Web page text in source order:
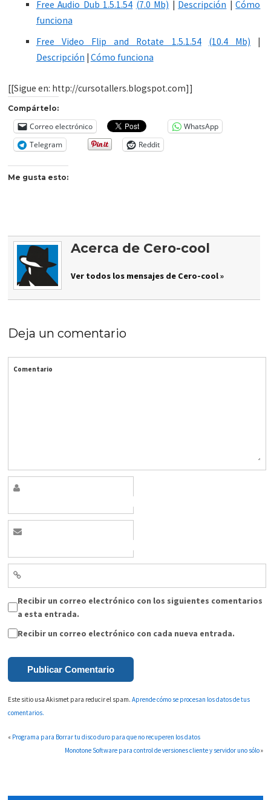
Free Audio Dub 1.5.1.54 (7.0 Mb) | Descripción |Cómo
funciona
Free Video Flip and Rotate 1.5.1.54
(10.4 Mb) |
Descripción | Cómo funciona
[[Sigue en: http://cursotallers.blogspot.com]]
Compártelo:
Correo electrónico
WhatsApp
Telegram
Reddit
Me gusta esto:
Acerca de Cero-cool
Ver todos los mensajes de Cero-cool »
Deja un comentario
Comentario
Recibir un correo electrónico con los siguientes comentarios
a esta entrada.
Recibir un correo electrónico con cada nueva entrada.
Este sitio usa Akismet para reducir el spam.Aprende cómo se procesan los datos de tus
comentarios.
« Programa para Borrar tu disco duro para que no recuperen los datos
Monotone Software para control de versiones cliente y servidor uno sólo»